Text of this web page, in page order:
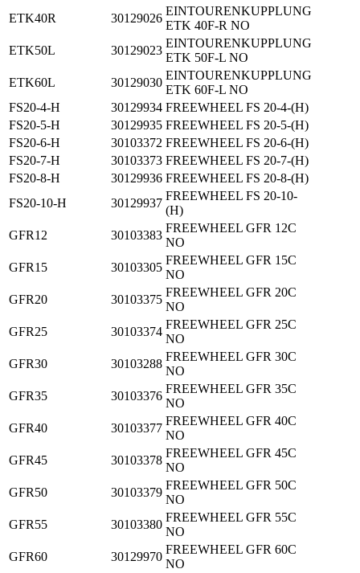
ETK40R
30129026
EINTOURENKUPPLUNG
ETK 40F-R NO
ETK50L
30129023
EINTOURENKUPPLUNG
ETK 50F-L NO
ETK60L
30129030
EINTOURENKUPPLUNG
ETK 60F-L NO
FS20-4-H
30129934 FREEWHEEL FS 20-4-(H)
FS20-5-H
30129935 FREEWHEEL FS 20-5-(H)
FS20-6-H
30103372 FREEWHEEL FS 20-6-(H)
FS20-7-H
30103373 FREEWHEEL FS 20-7-(H)
FS20-8-H
30129936 FREEWHEEL FS 20-8-(H)
FS20-10-H
30129937
FREEWHEEL FS 20-10-
(H)
GFR12
30103383
FREEWHEEL GFR 12C
NO
GFR15
30103305
FREEWHEEL GFR 15C
NO
GFR20
30103375
FREEWHEEL GFR 20C
NO
GFR25
30103374
FREEWHEEL GFR 25C
NO
GFR30
30103288
FREEWHEEL GFR 30C
NO
GFR35
30103376
FREEWHEEL GFR 35C
NO
GFR40
30103377
FREEWHEEL GFR 40C
NO
GFR45
30103378
FREEWHEEL GFR 45C
NO
GFR50
30103379
FREEWHEEL GFR 50C
NO
GFR55
30103380
FREEWHEEL GFR 55C
NO
GFR60
30129970
FREEWHEEL GFR 60C
NO